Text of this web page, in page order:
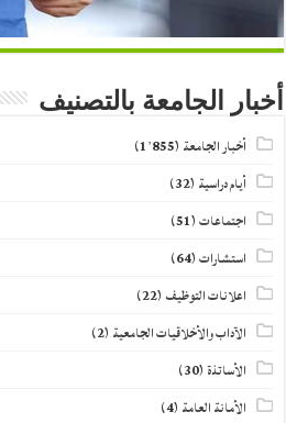
أخبار الجامعة بالتصنيف
أخبار الجامعة (1٬855)
أيام دراسية (32)
اجتماعات(51)
استشارات(64)
اعلانات التوظيف (22)
الآداب والأخلاقيات الجامعية (2)
الأساتذة(30)
الأمانة العامة (4)